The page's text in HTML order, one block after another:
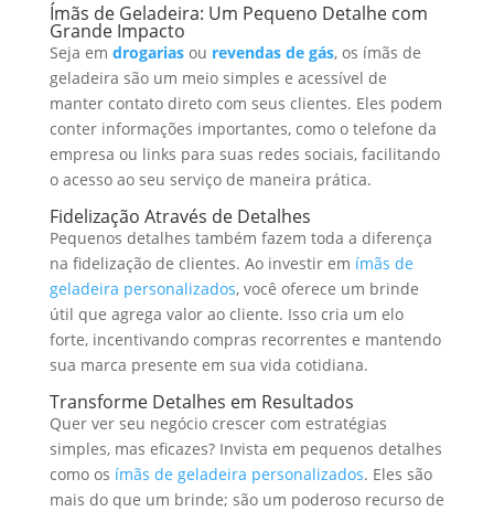
Ímãs de Geladeira: Um Pequeno Detalhe com
Grande Impacto
Seja em drogariasou revendas de gás, os ímãs de
geladeira são um meio simples e acessível de
manter contato direto com seus clientes. Eles podem
conter informações importantes, como o telefone da
empresa ou links para suas redes sociais, facilitando
o acesso ao seu serviço de maneira prática.
Fidelização Através de Detalhes
Pequenos detalhes também fazem toda a diferença
na fidelização de clientes. Ao investir em ímãs de
geladeira personalizados, você oferece um brinde
útil que agrega valor ao cliente. Isso cria um elo
forte, incentivando compras recorrentes e mantendo
sua marca presente em sua vida cotidiana.
Transforme Detalhes em Resultados
Quer ver seu negócio crescer com estratégias
simples, mas eficazes? Invista em pequenos detalhes
como os ímãs de geladeira personalizados. Eles são
mais do que um brinde; são um poderoso recurso de